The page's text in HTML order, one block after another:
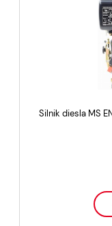
Silnik diesla MS